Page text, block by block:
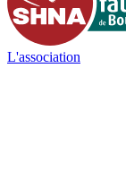
L'association